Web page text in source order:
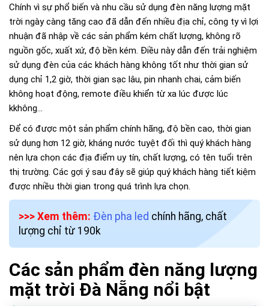
Chính vì sự phổ biến và nhu cầu sử dụng đèn năng lượng mặt
trời ngày càng tăng cao đã dẫn đến nhiều địa chỉ, công ty vì lợi
nhuận đã nhập về các sản phẩm kém chất lượng, không rõ
nguồn gốc, xuất xứ, độ bền kém. Điều này dẫn đến trải nghiệm
sử dụng đèn của các khách hàng không tốt như thời gian sử
dụng chỉ 1,2 giờ, thời gian sạc lâu, pin nhanh chai, cảm biến
không hoạt động, remote điều khiển từ xa lúc được lúc
kkhông…
Để có được một sản phẩm chính hãng, độ bền cao, thời gian
sử dụng hơn 12 giờ, kháng nước tuyệt đối thì quý khách hàng
nên lựa chọn các địa điểm uy tín, chất lượng, có tên tuổi trên
thị trường. Các gợi ý sau đây sẽ giúp quý khách hàng tiết kiệm
được nhiều thời gian trong quá trình lựa chọn.
>>> Xem thêm: Đèn pha led chính hãng, chất
lượng chỉ từ 190k
Các sản phẩm đèn năng lượng
mặt trời Đà Nẵng nổi bật